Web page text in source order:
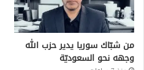
من شبّاك سوريا يدير حزب الله
وجهه نحو السعوديّة